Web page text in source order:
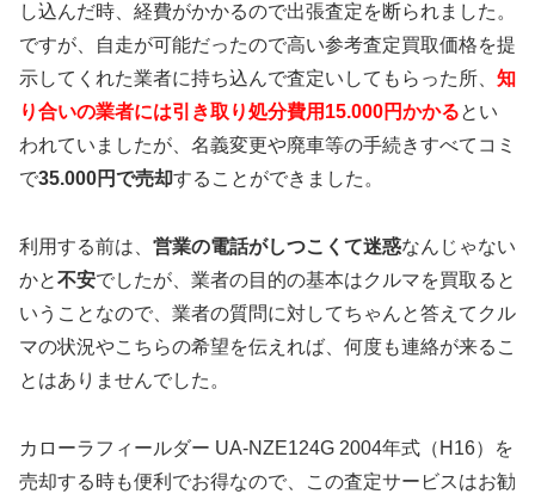
し込んだ時、経費がかかるので出張査定を断られました。
ですが、自走が可能だったので高い参考査定買取価格を提
示してくれた業者に持ち込んで査定いしてもらった所、 知
り合いの業者には引き取り処分費用15.000円かかるとい
われていましたが、名義変更や廃車等の手続きすべてコミ
で35.000円で売却することができました。
利用する前は、 営業の電話がしつこくて迷惑なんじゃない
かと不安でしたが、業者の目的の基本はクルマを買取ると
いうことなので、業者の質問に対してちゃんと答えてクル
マの状況やこちらの希望を伝えれば、何度も連絡が来るこ
とはありませんでした。
カローラフィールダー UA-NZE124G 2004年式（H16）を
売却する時も便利でお得なので、この査定サービスはお勧